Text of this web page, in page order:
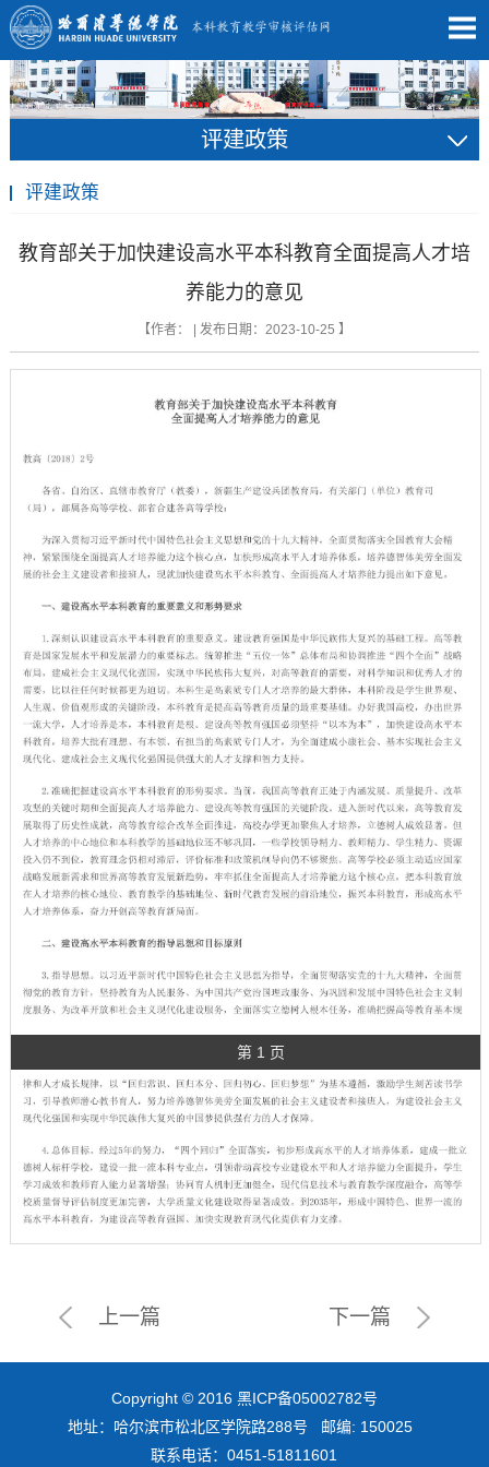
评建政策
评建政策
教育部关于加快建设高水平本科教育全面提高人才培
养能力的意见
【作者： | 发布日期：2023-10-25 】
第 1 页
上一篇 下一篇
Copyright © 2016 黑ICP备05002782号
地址：哈尔滨市松北区学院路288号 邮编: 150025
联系电话：0451-51811601